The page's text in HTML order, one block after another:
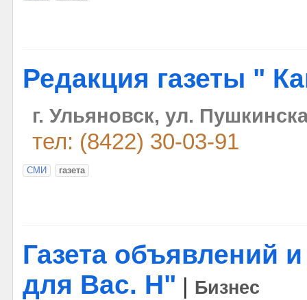
Редакция газеты "
г. Ульяновск, ул.
тел: (8422) 30-03-91
СМИ газета
Газета объявлений
для Вас. Н"
Бизнес